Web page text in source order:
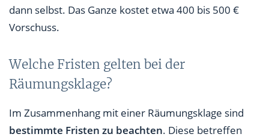
dann selbst. Das Ganze kostet etwa 400 bis 500 €
Vorschuss.
Welche Fristen gelten bei der
Räumungsklage?
Im Zusammenhang mit einer Räumungsklage sind
bestimmte Fristen zu beachten. Diese betreffen